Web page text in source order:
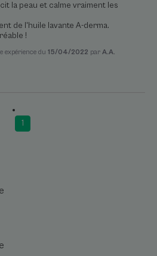
la peau et calme vraiment les
de l'huile lavante A-derma.
!
expérience du 15/04/2022 par A.A.
1